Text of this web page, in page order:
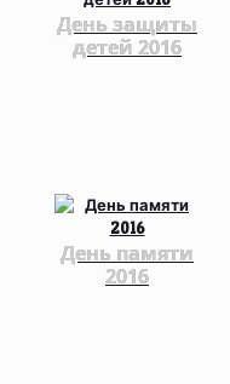
День защиты
детей 2016
День памяти
2016